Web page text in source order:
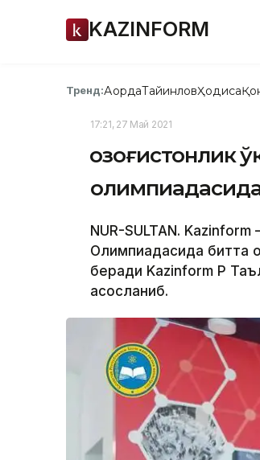
KAZINFORM
Тренд:АқордаТайинловҲодиса
17:21, 27 Май 2021
Қозоғистонлик
NUR-SULTAN.
Олимпиадасида битта
беради Kazinform ҚР
асосланиб.